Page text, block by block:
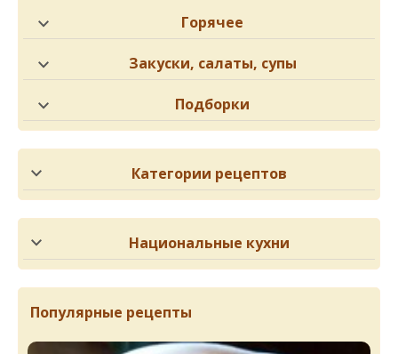
Горячее
Закуски, салаты, супы
Подборки
Категории рецептов
Национальные кухни
Популярные рецепты